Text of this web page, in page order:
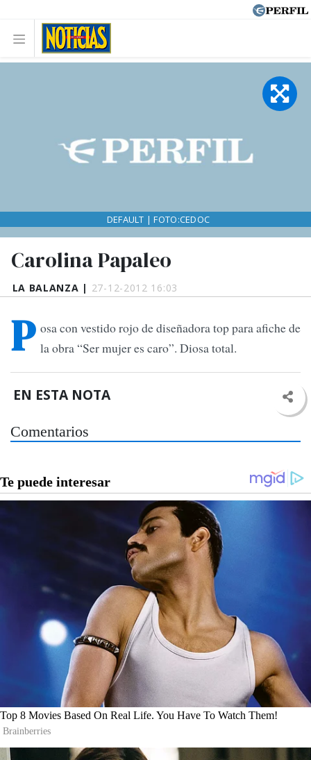
LA BALANZA | 27-12-2012 16:03
Carolina Papaleo
DEFAULT | FOTO:CEDOC
P osa con vestido rojo de diseñadora top para afiche de
la obra “Ser mujer es caro”. Diosa total.
EN ESTA NOTA
Comentarios